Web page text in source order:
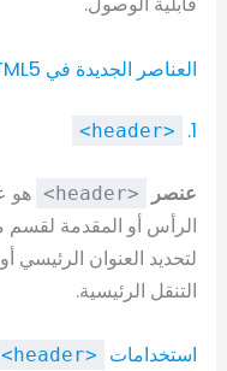
العناصر الجديدة في HTML5
1.
<header>
عنصر <header>
الرأس أو المقدمة
لتحديد العنوان الرئيسي
التنقل الرئيسية.
استخدامات <header>